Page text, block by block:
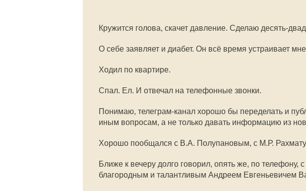
Кружится голова, скачет давление. Сделаю десять-
О себе заявляет и диабет. Он всё время устраивает
Ходил по квартире.
Спал. Ел. И отвечал на телефонные звонки.
Понимаю, телеграм-канал хорошо бы переделать и
иным вопросам, а не только давать информацию из
Хорошо пообщался с В.А. Полупановым, с М.Р.
Ближе к вечеру долго говорил, опять же, по
благородным и талантливым Андреем Евгеньевичем